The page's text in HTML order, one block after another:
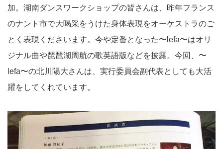
加。湖南ダンスワークショップの皆さんは、昨年フランス
のナント市で大喝采をうけた身体表現をオーケストラのご
とく表現くださいます。今や定番となった〜lefa〜はオリ
ジナル曲や琵琶湖周航の歌英語版などを披露。今回、〜
lefa〜の北川陽大さんは、実行委員会副代表としても大活
躍をしてくれています。